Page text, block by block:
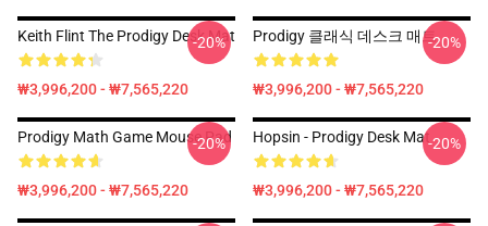
Keith Flint The Prodigy Desk Mat
₩3,996,200 - ₩7,565,220
-20% Prodigy 클래식 데스크 매트
₩3,996,200 - ₩7,565,220
-20%
Prodigy Math Game Mouse Pad
₩3,996,200 - ₩7,565,220
-20% Hopsin - Prodigy Desk Mat
₩3,996,200 - ₩7,565,220
-20%